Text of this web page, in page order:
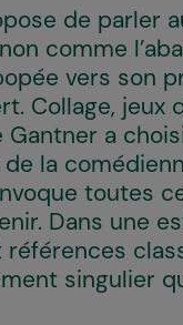
de parler
comme
vers son
Collage,
Gantner a
la
toutes
Dans une
singulier